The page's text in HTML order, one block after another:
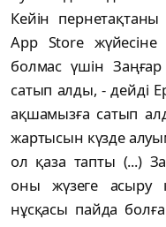
Кейін пернетақтаны
App Store жүйесіне
болмас үшін
сатып алды, - дейді
ақшамызға сатып
жартысын күзде
ол қаза тапты (...)
оны жүзеге асыру
нұсқасы пайда